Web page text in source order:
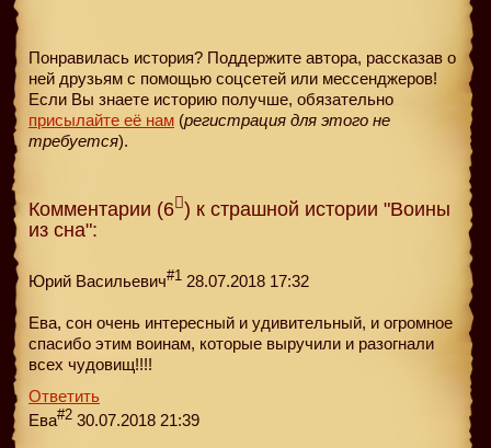
Понравилась история? Поддержите автора, рассказав о
ней друзьям с помощью соцсетей или мессенджеров!
Если Вы знаете историю получше, обязательно
присылайте её нам (регистрация для этого не
требуется).
Комментарии (6 ) к страшной истории "Воины
из сна":
Юрий Васильевич#1 28.07.2018 17:32
Ева, сон очень интересный и удивительный, и огромное
спасибо этим воинам, которые выручили и разогнали
всех чудовищ!!!!
Ответить
Ева#2 30.07.2018 21:39